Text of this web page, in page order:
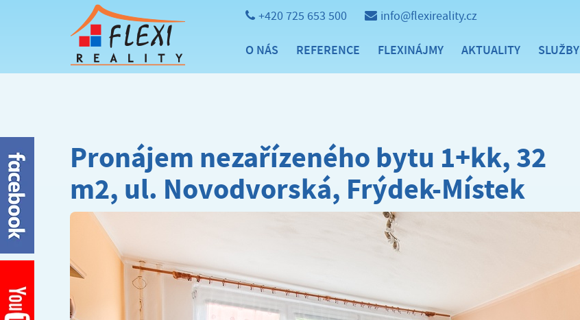
+420 725 653 500 info@flexireality.cz
O NÁS REFERENCE FLEXINÁJMY AKTUALITY SLUŽBY
Pronájem nezařízeného bytu 1+kk, 32
m2, ul. Novodvorská, Frýdek-Místek